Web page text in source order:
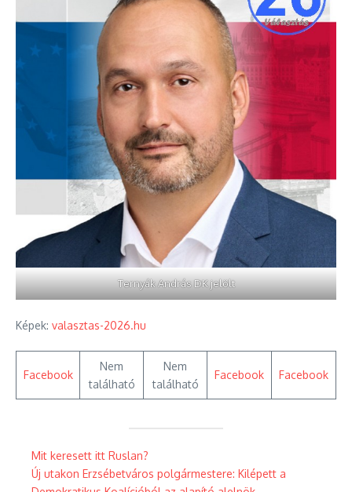
Ternyák András DK jelölt
Képek: valasztas-2026.hu
Facebook
Nem
található
Nem
található
Facebook Facebook
Mit keresett itt Ruslan?
Új utakon Erzsébetváros polgármestere: Kilépett a